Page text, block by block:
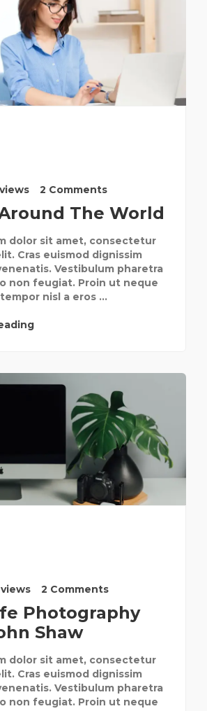
2 Comments
The World
dolor sit amet, consectetur
Cras euismod dignissim
Vestibulum pharetra
non feugiat. Proin ut neque
nisl a eros ...
2 Comments
Photography
Shaw
dolor sit amet, consectetur
Cras euismod dignissim
Vestibulum pharetra
non feugiat. Proin ut neque